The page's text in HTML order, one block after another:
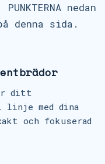
nedan
denna sida.
ditt
i linje med dina
och fokuserad